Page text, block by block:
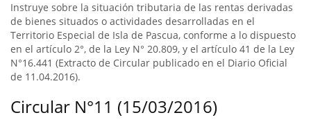
Instruye sobre la situación tributaria de las rentas derivadas
de bienes situados o actividades desarrolladas en el
Territorio Especial de Isla de Pascua, conforme a lo dispuesto
en el artículo 2°, de la Ley N° 20.809, y el artículo 41 de la Ley
N°16.441 (Extracto de Circular publicado en el Diario Oficial
de 11.04.2016).
Circular N°11 (15/03/2016)